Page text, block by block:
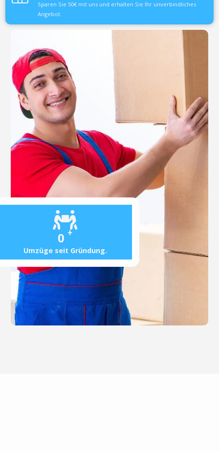
0 +
Umzüge seit Gründung.
Sparen Sie 50€ mit uns und erhalten Sie Ihr unverbindliches
Angebot.